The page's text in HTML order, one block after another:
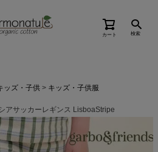
カート 検索
ッズ・子供
キッズ・子供服
アサッカーレギンス LisboaStripe